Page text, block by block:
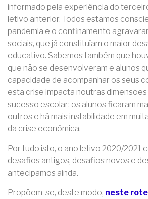
informado pela experiência do
letivo anterior. Todos estamos
pandemia e o confinamento
sociais, que já constituíam o maior
educativo. Sabemos também que
que não se desenvolveram e alunos
capacidade de acompanhar os seus
esta crise impacta noutras
sucesso escolar: os alunos ficaram
outros e há mais instabilidade em
da crise económica.
Por tudo isto, o ano letivo 2020/2021
desafios antigos, desafios novos e
antecipamos ainda.
Propõem-se, deste modo, neste